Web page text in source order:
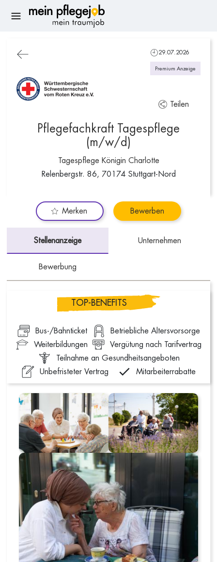
Pflegefachkraft Tagespflege
(m/w/d)
Tagespflege Königin Charlotte
Relenbergstr. 86, 70174 Stuttgart-Nord
29.07.2026
Premium Anzeige
Teilen
Merken Bewerben
Stellenanzeige Unternehmen
Bewerbung
TOP-BENEFITS
Bus-/Bahnticket
Betriebliche Altersvorsorge
Weiterbildungen
Vergütung nach Tarifvertrag
Teilnahme an Gesundheitsangeboten
Unbefristeter Vertrag
Mitarbeiterrabatte